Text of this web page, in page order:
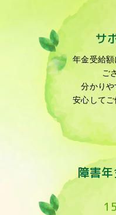
サ
年金受給
ご
分かり
安心してご
障害